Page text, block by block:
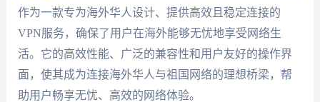
作为一款专为海外华人设计、提供高效且稳定连接的
VPN服务，确保了用户在海外能够无忧地享受网络生
活。它的高效性能、广泛的兼容性和用户友好的操作界
面，使其成为连接海外华人与祖国网络的理想桥梁，帮
助用户畅享无忧、高效的网络体验。